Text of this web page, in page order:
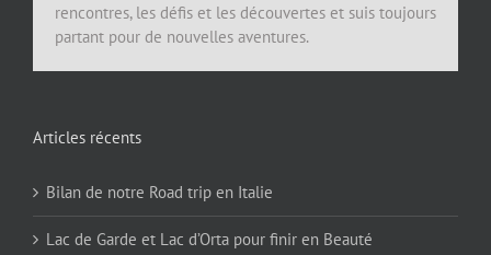
rencontres, les défis et les découvertes et suis toujours
partant pour de nouvelles aventures.
Articles récents
Bilan de notre Road trip en Italie
Lac de Garde et Lac d’Orta pour finir en Beauté